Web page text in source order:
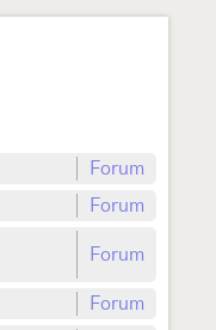
Forum
Forum
Forum
Forum